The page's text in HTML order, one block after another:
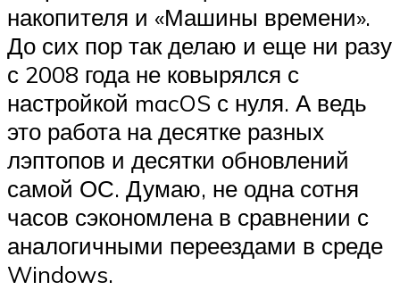
накопителя и «Машины времени».
До сих пор так делаю и еще ни разу
с 2008 года не ковырялся с
настройкой macOS с нуля. А ведь
это работа на десятке разных
лэптопов и десятки обновлений
самой ОС. Думаю, не одна сотня
часов сэкономлена в сравнении с
аналогичными переездами в среде
Windows.